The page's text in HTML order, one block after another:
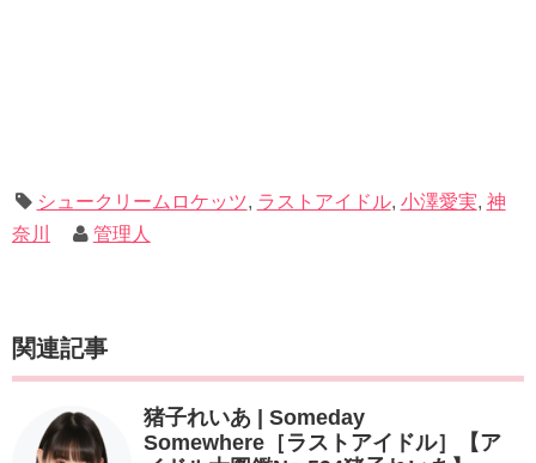
シュークリームロケッツ, ラストアイドル, 小澤愛実, 神
奈川
管理人
関連記事
猪子れいあ | Someday
Somewhere［ラストアイドル］【ア